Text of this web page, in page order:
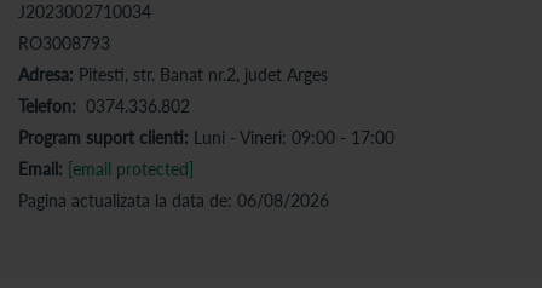
J2023002710034
RO3008793
Adresa: Pitesti, str. Banat nr.2, judet Arges
Telefon: 0374.336.802
Program suport clienti: Luni - Vineri: 09:00 - 17:00
Email: [email protected]
Pagina actualizata la data de: 06/08/2026